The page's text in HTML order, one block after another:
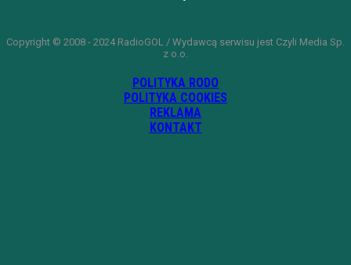
Copyright © 2008 - 2024 RadioGOL / Wydawcą serwisu jest Czyli Media Sp.
z o.o.
POLITYKA RODO
POLITYKA COOKIES
REKLAMA
KONTAKT